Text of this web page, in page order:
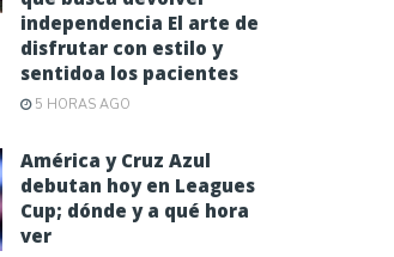
independencia El arte de
disfrutar con estilo y
sentidoa los pacientes
5 HORAS AGO
América y Cruz Azul
debutan hoy en Leagues
Cup; dónde y a qué hora
ver